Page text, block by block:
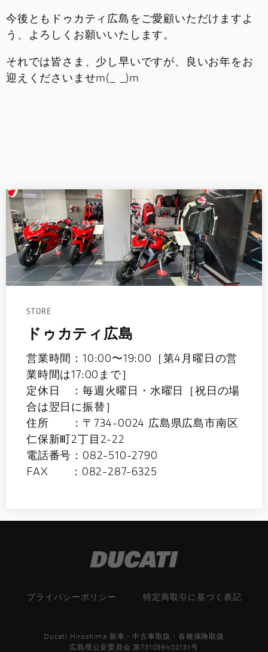
今後ともドゥカティ広島をご愛顧いただけますよ
う、よろしくお願いいたします。
それでは皆さま、少し早いですが、良いお年をお
迎えくださいませm(_ _)m
STORE
ドゥカティ広島
営業時間：10:00〜19:00［第4月曜日の営
業時間は17:00まで］
定休日 ：毎週火曜日・水曜日［祝日の場
合は翌日に振替］
住所 ：〒734-0024 広島県広島市南区
仁保新町2丁目2-22
電話番号：082-510-2790
FAX ：082-287-6325
プライバシーポリシー 特定商取引に基づく表記
Ducati Hiroshima 新車・中古車取扱・各種保険取扱
広島県公安委員会 第731039402131号